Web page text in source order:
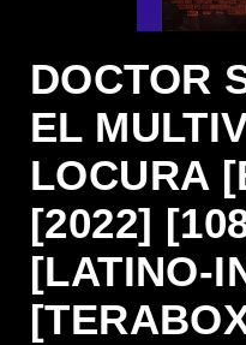
DOCTOR
EL
LOCURA
[2022]
[LATINO-